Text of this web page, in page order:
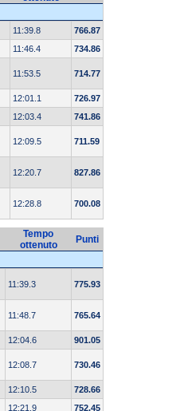
11:39.8
766.87
11:46.4 734.86
11:53.5 714.77
12:01.1
726.97
12:03.4 741.86
12:09.5 711.59
12:20.7 827.86
12:28.8 700.08
Tempo
ottenuto
Punti
11:39.3 775.93
11:48.7 765.64
12:04.6 901.05
12:08.7 730.46
12:10.5
728.66
12:21.9 752.45